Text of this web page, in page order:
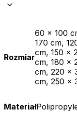
Rozmiar
60 x 100
170 cm,
cm, 150 x
cm, 180 x
cm, 220 x
cm, 250 x
Materiał